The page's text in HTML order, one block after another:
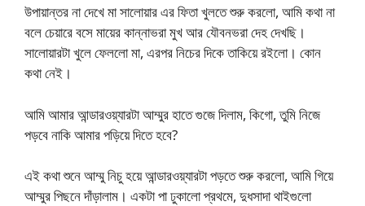
উপায়ান্তর না দেখে মা সালোয়ার এর ফিতা খুলতে শুরু করলো, আমি কথা না
বলে চেয়ারে বসে মায়ের কান্নাভরা মুখ আর যৌবনভরা দেহ দেখছি।
সালোয়ারটা খুলে ফেললো মা, এরপর নিচের দিকে তাকিয়ে রইলো। কোন
কথা নেই।
আমি আমার আন্ডারওয়্যারটা আম্মুর হাতে গুজে দিলাম, কিগো, তুমি নিজে
পড়বে নাকি আমার পড়িয়ে দিতে হবে?
এই কথা শুনে আম্মু নিচু হয়ে আন্ডারওয়্যারটা পড়তে শুরু করলো, আমি গিয়ে
আম্মুর পিছনে দাঁড়ালাম। একটা পা ঢুকালো প্রথমে, দুধসাদা থাইগুলো